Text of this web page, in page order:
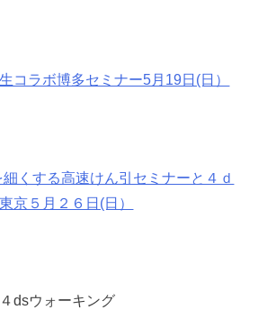
コラボ博多セミナー5月19日(日）
細くする高速けん引セミナーと４ｄ
京５月２６日(日）
ウォーキング